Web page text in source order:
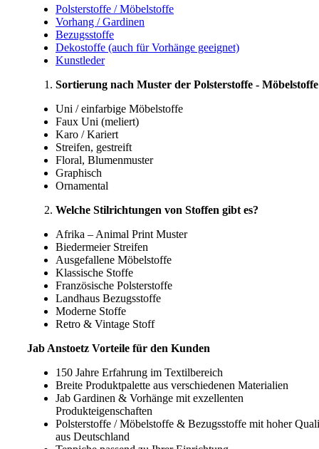
Polsterstoffe / Möbelstoffe
Vorhang / Gardinen
Bezugsstoffe
Dekostoffe (auch für Vorhänge geeignet)
Kunstleder
Sortierung nach Muster der Polsterstoffe - Möbelstoffe
Uni / einfarbige Möbelstoffe
Faux Uni (meliert)
Karo / Kariert
Streifen, gestreift
Floral, Blumenmuster
Graphisch
Ornamental
Welche Stilrichtungen von Stoffen gibt es?
Afrika – Animal Print Muster
Biedermeier Streifen
Ausgefallene Möbelstoffe
Klassische Stoffe
Französische Polsterstoffe
Landhaus Bezugsstoffe
Moderne Stoffe
Retro & Vintage Stoff
Jab Anstoetz Vorteile für den Kunden
150 Jahre Erfahrung im Textilbereich
Breite Produktpalette aus verschiedenen Materialien
Jab Gardinen & Vorhänge mit exzellenten
Produkteigenschaften
Polsterstoffe / Möbelstoffe & Bezugsstoffe mit hoher
aus Deutschland